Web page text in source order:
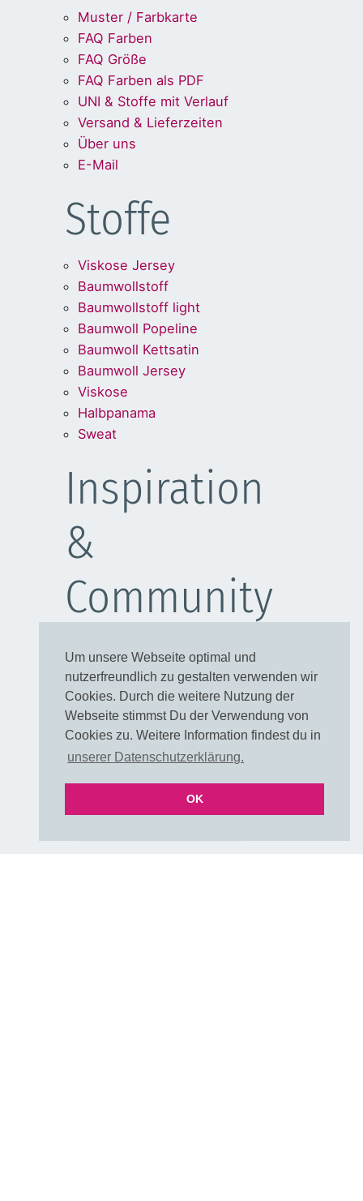
Um unsere Webseite optimal und
nutzerfreundlich zu gestalten verwenden wir
Cookies. Durch die weitere Nutzung der
Webseite stimmst Du der Verwendung von
Cookies zu. Weitere Information findest du in
unserer Datenschutzerklärung.
OK
Muster / Farbkarte
FAQ Farben
FAQ Größe
FAQ Farben als PDF
UNI & Stoffe mit Verlauf
Versand & Lieferzeiten
Über uns
E-Mail
Stoffe
Viskose Jersey
Baumwollstoff
Baumwollstoff light
Baumwoll Popeline
Baumwoll Kettsatin
Baumwoll Jersey
Viskose
Halbpanama
Sweat
Inspiration
&
Community
Kleider
Blusen
Taschen
Rechtliches